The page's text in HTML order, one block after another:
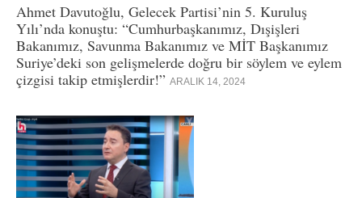
Ahmet Davutoğlu, Gelecek Partisi’nin 5. Kuruluş
Yılı’nda konuştu: “Cumhurbaşkanımız, Dışişleri
Bakanımız, Savunma Bakanımız ve MİT Başkanımız
Suriye’deki son gelişmelerde doğru bir söylem ve eylem
çizgisi takip etmişlerdir!” ARALIK 14, 2024